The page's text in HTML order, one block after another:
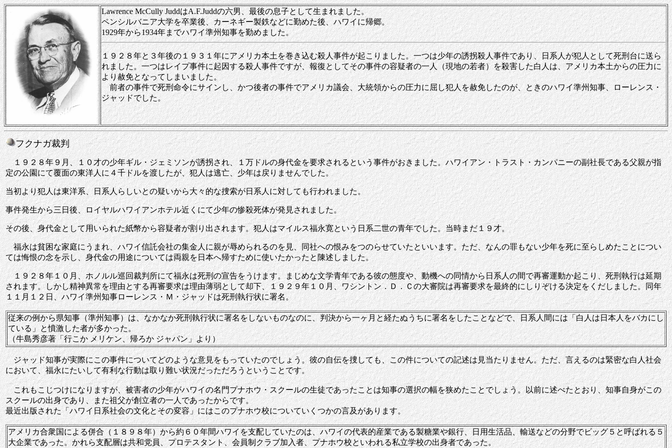
Lawrence McCully JuddはA.F.Juddの六男、最後の息子として生まれました。
ペンシルバニア大学を卒業後、カーネギー製鉄などに勤めた後、ハワイに帰郷。
1929年から1934年までハワイ準州知事を勤めました。
１９２８年と３年後の１９３１年にアメリカ本土を巻き込む殺人事件が起こりました。一つは少年の誘拐殺人事件であり、日系人が犯人として死刑台に送ら
れました。一つはレイプ事件に起因する殺人事件ですが、報復としてその事件の容疑者の一人（現地の若者）を殺害した白人は、アメリカ本土からの圧力に
より赦免となってしまいました。
前者の事件で死刑命令にサインし、かつ後者の事件でアメリカ議会、大統領からの圧力に屈し犯人を赦免したのが、ときのハワイ準州知事、ローレンス・
ジャッドでした。
フクナガ裁判
１９２８年９月、１０才の少年ギル・ジェミソンが誘拐され、１万ドルの身代金を要求されるという事件がおきました。ハワイアン・トラスト・カンパニーの副社長である父親が指
定の公園にて覆面の東洋人に４千ドルを渡したが、犯人は逃亡、少年は戻りませんでした。
当初より犯人は東洋系、日系人らしいとの疑いから大々的な捜索が日系人に対しても行われました。
事件発生から三日後、ロイヤルハワイアンホテル近くにて少年の惨殺死体が発見されました。
その後、身代金として用いられた紙幣から容疑者が割り出されます。犯人はマイルス福永寛という日系二世の青年でした。当時まだ１９才。
福永は貧困な家庭にうまれ、ハワイ信託会社の集金人に親が辱められるのを見、同社への恨みをつのらせていたといいます。ただ、なんの罪もない少年を死に至らしめたことについ
ては悔恨の念を示し、身代金の用途については両親を日本へ帰すために使いたかったと陳述しました。
１９２８年１０月、ホノルル巡回裁判所にて福永は死刑の宣告をうけます。まじめな文学青年である彼の態度や、動機への同情から日系人の間で再審運動か起こり、死刑執行は延期
されます。しかし精神異常を理由とする再審要求は理由薄弱として却下、１９２９年１０月、ワシントン．Ｄ．Ｃの大審院は再審要求を最終的にしりぞける決定をくだしました。同年
１１月１２日、ハワイ準州知事ローレンス・Ｍ・ジャッドは死刑執行状に署名。
従来の例から県知事（準州知事）は、なかなか死刑執行状に署名をしないものなのに、判決から一ヶ月と経たぬうちに署名をしたことなどで、日系人間には「白人は日本人をバカにし
ている」と憤激した者が多かった。
（牛島秀彦著「行こか メリケン、帰ろか ジャパン」より）
ジャッド知事が実際にこの事件についてどのような意見をもっていたのでしょう。彼の自伝を捜しても、この件についての記述は見当たりません。ただ、言えるのは緊密な白人社会
において、福永にたいして有利な行動は取り難い状況だっただろうということです。
これもこじつけになりますが、被害者の少年がハワイの名門プナホウ・スクールの生徒であったことは知事の選択の幅を狭めたことでしょう。以前に述べたとおり、知事自身がこの
スクールの出身であり、また祖父が創立者の一人であったからです。
最近出版された「ハワイ日系社会の文化とその変容」にはこのプナホウ校についていくつかの言及があります。
アメリカ合衆国による併合（１８９８年）から約６０年間ハワイを支配していたのは、ハワイの代表的産業である製糖業や銀行、日用生活品、輸送などの分野でビッグ５と呼ばれる５
大企業であった。かれら支配層は共和党員、プロテスタント、会員制クラブ加入者、プナホウ校といわれる私立学校の出身者であった。